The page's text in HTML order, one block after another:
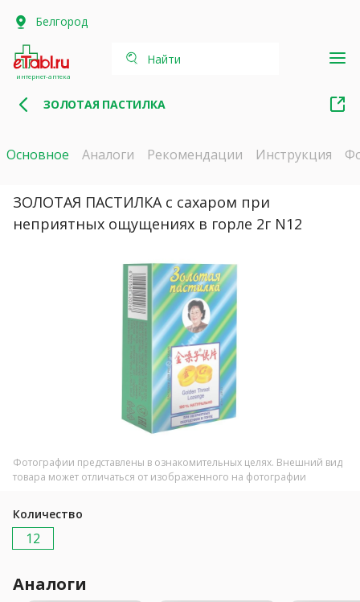
Белгород
интернет-аптека
Найти
ЗОЛОТАЯ ПАСТИЛКА
Основное Аналоги Рекомендации Инструкция
ЗОЛОТАЯ ПАСТИЛКА с сахаром при
неприятных ощущениях в горле 2г N12
Фотографии представлены в ознакомительных целях. Внешний вид
товара может отличаться от изображенного на фотографии
Количество
12
Аналоги